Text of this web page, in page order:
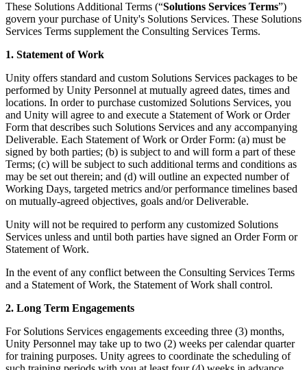
These Solutions Additional Terms (“Solutions Services Terms”)
govern your purchase of Unity's Solutions Services. These Solutions
Services Terms supplement the Consulting Services Terms.
1. Statement of Work
Unity offers standard and custom Solutions Services packages to be
performed by Unity Personnel at mutually agreed dates, times and
locations. In order to purchase customized Solutions Services, you
and Unity will agree to and execute a Statement of Work or Order
Form that describes such Solutions Services and any accompanying
Deliverable. Each Statement of Work or Order Form: (a) must be
signed by both parties; (b) is subject to and will form a part of these
Terms; (c) will be subject to such additional terms and conditions as
may be set out therein; and (d) will outline an expected number of
Working Days, targeted metrics and/or performance timelines based
on mutually-agreed objectives, goals and/or Deliverable.
Unity will not be required to perform any customized Solutions
Services unless and until both parties have signed an Order Form or
Statement of Work.
In the event of any conflict between the Consulting Services Terms
and a Statement of Work, the Statement of Work shall control.
2. Long Term Engagements
For Solutions Services engagements exceeding three (3) months,
Unity Personnel may take up to two (2) weeks per calendar quarter
for training purposes. Unity agrees to coordinate the scheduling of